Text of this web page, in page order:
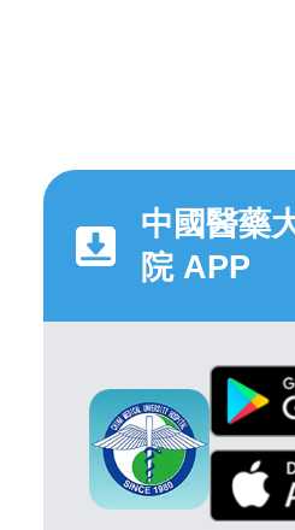
中國醫藥
院 APP